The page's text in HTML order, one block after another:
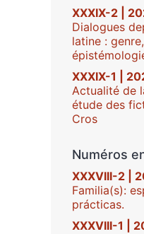
XXXIX-2 |
Dialogues
latine :
XXXIX-1 |
Actualité de
étude des
Cros
Numéros
XXXVIII-2 |
Familia(s):
prácticas.
XXXVIII-1 |